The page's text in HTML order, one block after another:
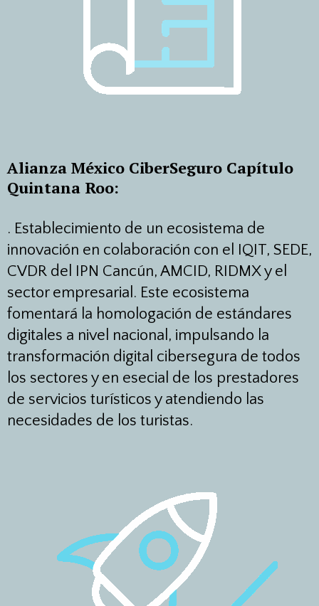
Alianza México CiberSeguro Capítulo
Quintana Roo:
. Establecimiento de un ecosistema de
innovación en colaboración con el IQIT, SEDE,
CVDR del IPN Cancún, AMCID, RIDMX y el
sector empresarial. Este ecosistema
fomentará la homologación de estándares
digitales a nivel nacional, impulsando la
transformación digital cibersegura de todos
los sectores y en esecial de los prestadores
de servicios turísticos y atendiendo las
necesidades de los turistas.